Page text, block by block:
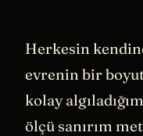
Herkesin
evrenin bir
kolay
ölçü sanırım